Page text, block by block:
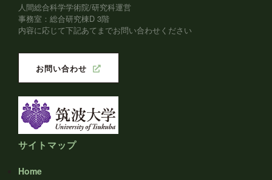
人間総合科学学術院/研究科運営
事務室：総合研究棟D 3階
内容に応じて下記あてまでお問い合わせください
お問い合わせ
サイトマップ
Home